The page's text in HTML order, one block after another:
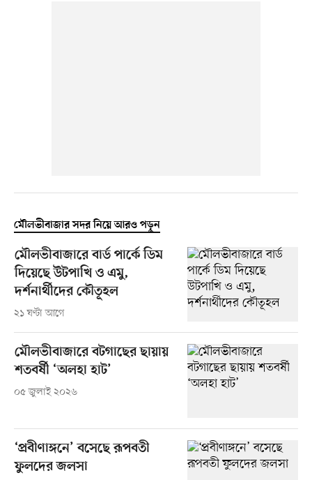
মৌলভীবাজার সদর নিয়ে আরও পড়ুন
মৌলভীবাজারে বার্ড পার্কে ডিম
দিয়েছে উটপাখি ও এমু,
দর্শনার্থীদের কৌতূহল
২১ ঘণ্টা আগে
মৌলভীবাজারে বটগাছের ছায়ায়
শতবর্ষী ‘অলহা হাট’
০৫ জুলাই ২০২৬
‘প্রবীণাঙ্গনে’ বসেছে রূপবতী
ফুলদের জলসা